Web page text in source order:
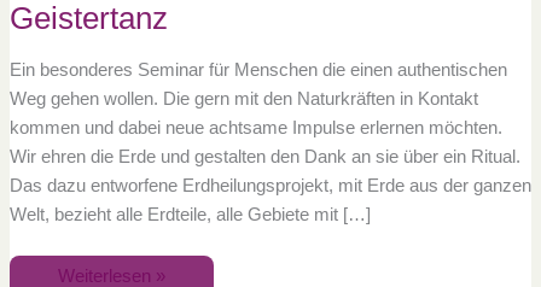
Geistertanz
Ein besonderes Seminar für Menschen die einen authentischen
Weg gehen wollen. Die gern mit den Naturkräften in Kontakt
kommen und dabei neue achtsame Impulse erlernen möchten.
Wir ehren die Erde und gestalten den Dank an sie über ein Ritual.
Das dazu entworfene Erdheilungsprojekt, mit Erde aus der ganzen
Welt, bezieht alle Erdteile, alle Gebiete mit […]
Weiterlesen »